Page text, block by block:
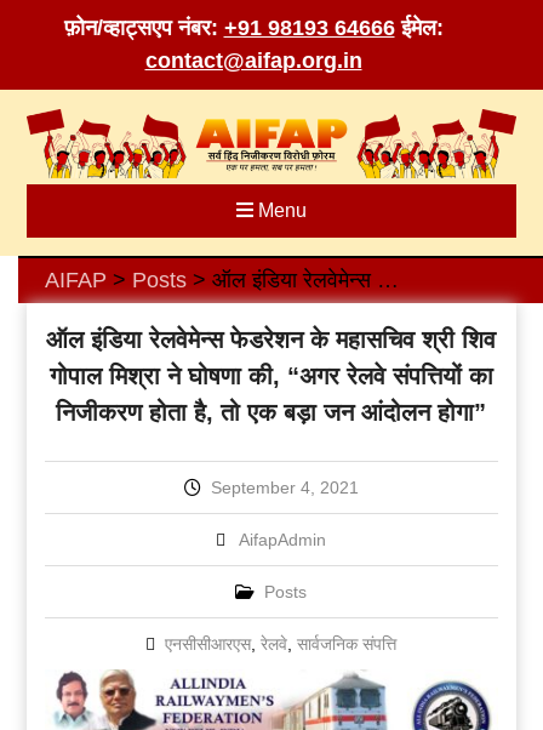
फ़ोन/व्हाट्सएप नंबर: +91 98193 64666 ईमेल:
contact@aifap.org.in
content
Menu
AIFAP > Posts> ऑल इंडिया रेलवेमेन्स फेडरेशन के महासचिव श्री शिव गोपाल मिश्रा ने घोषणा की, “अगर रेलवे संपत्तियों का निजीकरण होता है, तो एक बड़ा जन आंदोलन होगा”
ऑल इंडिया रेलवेमेन्स फेडरेशन के महासचिव श्री शिव
गोपाल मिश्रा ने घोषणा की, “अगर रेलवे संपत्तियों का
निजीकरण होता है, तो एक बड़ा जन आंदोलन होगा”
September 4, 2021
AifapAdmin
Posts
एनसीसीआरएस,रेलवे,सार्वजनिक संपत्ति